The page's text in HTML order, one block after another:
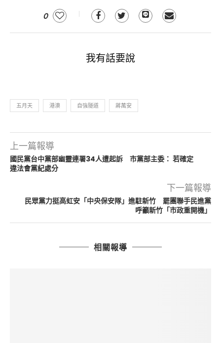
0
我有話要說
五月天 港澳 自強隧道 蔣萬安
上一篇報導
國民黨台中黨部幽靈連署34人遭起訴 市黨部主委： 若確定
違法會黨紀處分
下一篇報導
民眾黨力挺高虹安「中央保安隊」進駐新竹 罷團聯手民進黨
呼籲新竹「市政重開機」
相關報導